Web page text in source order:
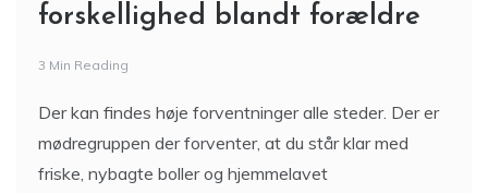
forskellighed blandt forældre
3 Min Reading
Der kan findes høje forventninger alle steder. Der er
mødregruppen der forventer, at du står klar med
friske, nybagte boller og hjemmelavet